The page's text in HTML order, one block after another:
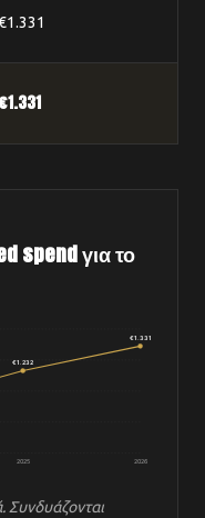
€1.331
spend για το
€1.232
2025
€1.331
2026
Συνδυάζονται